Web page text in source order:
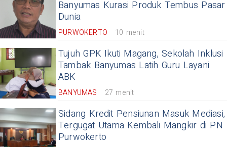
Banyumas Kurasi Produk Tembus Pasar
Dunia
PURWOKERTO 10 menit
Tujuh GPK Ikuti Magang, Sekolah Inklusi
Tambak Banyumas Latih Guru Layani
ABK
BANYUMAS 27 menit
Sidang Kredit Pensiunan Masuk Mediasi,
Tergugat Utama Kembali Mangkir di PN
Purwokerto